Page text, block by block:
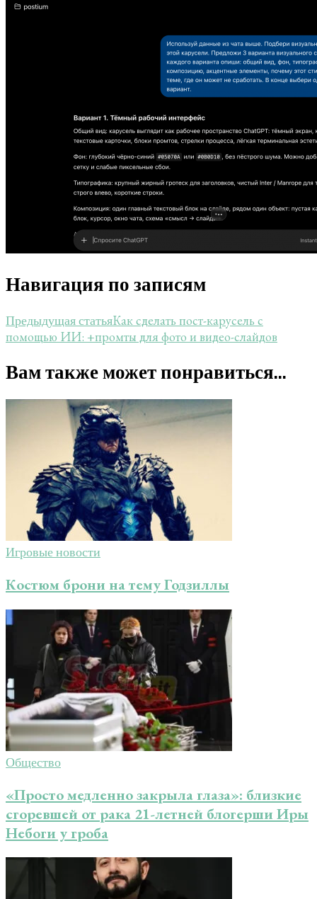
Навигация по записям
Предыдущая статьяКак сделать пост-карусель с
помощью ИИ: +промты для фото и видео-слайдов
Вам также может понравиться...
Игровые новости
Костюм брони на тему Годзиллы
Общество
«Просто медленно закрыла глаза»: близкие
сгоревшей от рака 21-летней блогерши Иры
Небоги у гроба